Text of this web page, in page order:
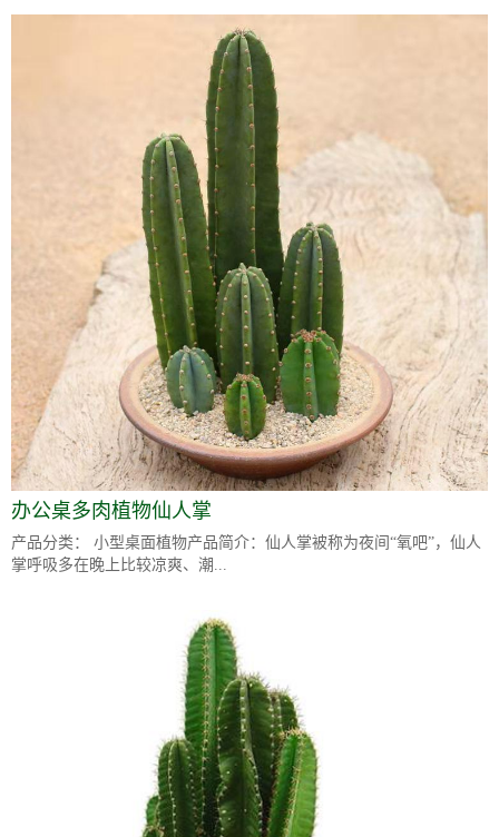
办公桌多肉植物仙人掌
产品分类： 小型桌面植物产品简介：仙人掌被称为夜间“氧吧”，仙人
掌呼吸多在晚上比较凉爽、潮...